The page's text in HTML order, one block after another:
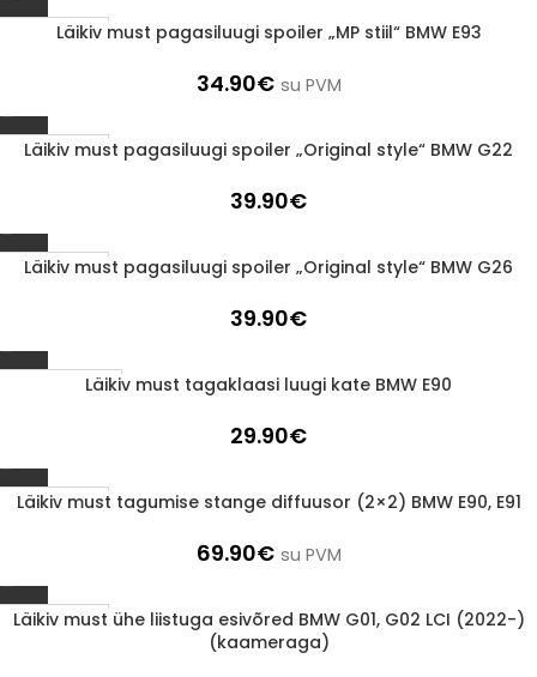
1-3 d.d.
Läikiv must pagasiluugi spoiler „MP stiil“ BMW E93
34.90€ su PVM
1-3 d.d.
Läikiv must pagasiluugi spoiler „Original style“ BMW G22
39.90€
1-3 d.d.
Läikiv must pagasiluugi spoiler „Original style“ BMW G26
39.90€
LäbimüüdudLäikiv must tagaklaasi luugi kate BMW E90
29.90€
1-3 d.d.
Läikiv must tagumise stange diffuusor (2×2) BMW E90, E91
69.90€ su PVM
1-3 d.d.
Läikiv must ühe liistuga esivõred BMW G01, G02 LCI (2022-)
(kaameraga)